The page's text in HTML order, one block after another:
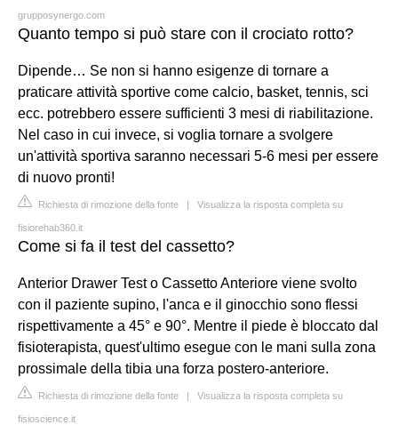
grupposynergo.com
Quanto tempo si può stare con il crociato rotto?
Dipende… Se non si hanno esigenze di tornare a
praticare attività sportive come calcio, basket, tennis, sci
ecc. potrebbero essere sufficienti 3 mesi di riabilitazione.
Nel caso in cui invece, si voglia tornare a svolgere
un'attività sportiva saranno necessari 5-6 mesi per essere
di nuovo pronti!
Richiesta di rimozione della fonte | Visualizza la risposta completa su
fisiorehab360.it
Come si fa il test del cassetto?
Anterior Drawer Test o Cassetto Anteriore viene svolto
con il paziente supino, l'anca e il ginocchio sono flessi
rispettivamente a 45° e 90°. Mentre il piede è bloccato dal
fisioterapista, quest'ultimo esegue con le mani sulla zona
prossimale della tibia una forza postero-anteriore.
Richiesta di rimozione della fonte | Visualizza la risposta completa su
fisioscience.it